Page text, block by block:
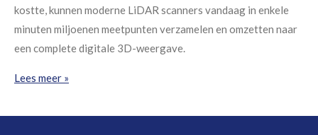
kostte, kunnen moderne LiDAR scanners vandaag in enkele
minuten miljoenen meetpunten verzamelen en omzetten naar
een complete digitale 3D-weergave.
Lees meer »